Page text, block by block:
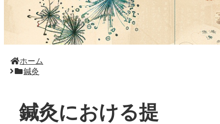
ホーム
鍼灸
鍼灸における提